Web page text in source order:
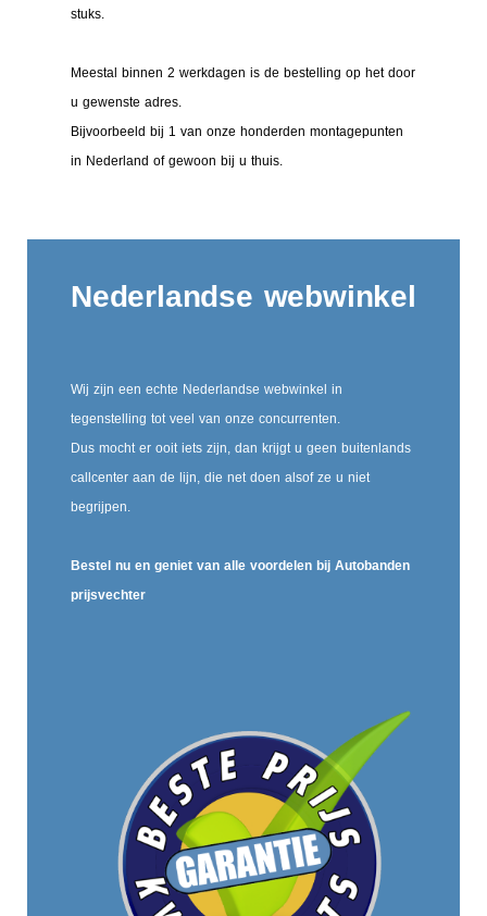
stuks.
Meestal binnen 2 werkdagen is de bestelling op het door
u gewenste adres.
Bijvoorbeeld bij 1 van onze honderden montagepunten
in Nederland of gewoon bij u thuis.
Nederlandse webwinkel
Wij zijn een echte Nederlandse webwinkel in
tegenstelling tot veel van onze concurrenten.
Dus mocht er ooit iets zijn, dan krijgt u geen buitenlands
callcenter aan de lijn, die net doen alsof ze u niet
begrijpen.
Bestel nu en geniet van alle voordelen bij Autobanden
prijsvechter